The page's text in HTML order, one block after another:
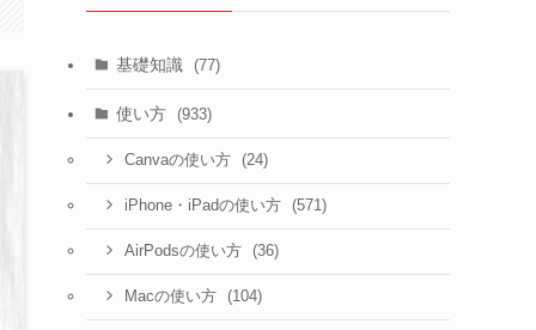
基礎知識 (77)
使い方 (933)
Canvaの使い方 (24)
iPhone・iPadの使い方 (571)
AirPodsの使い方 (36)
Macの使い方 (104)